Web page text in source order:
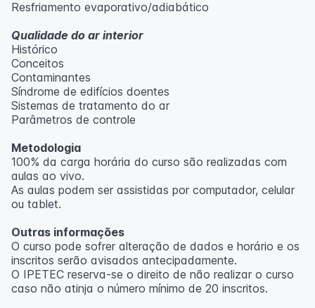
Resfriamento evaporativo/adiabático
Qualidade do ar interior
Histórico
Conceitos
Contaminantes
Síndrome de edifícios doentes
Sistemas de tratamento do ar
Parâmetros de controle
Metodologia
100% da carga horária do curso são realizadas com
aulas ao vivo.
As aulas podem ser assistidas por computador, celular
ou tablet.
Outras informações
O curso pode sofrer alteração de dados e horário e os
inscritos serão avisados ​​antecipadamente.
O IPETEC reserva-se o direito de não realizar o curso
caso não atinja o número mínimo de 20 inscritos.